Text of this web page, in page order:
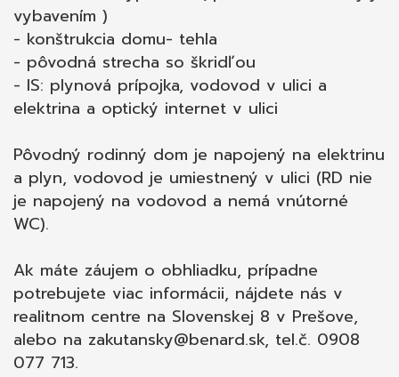
vybavením )
- konštrukcia domu- tehla
- pôvodná strecha so škridľou
- IS: plynová prípojka, vodovod v ulici a
elektrina a optický internet v ulici
Pôvodný rodinný dom je napojený na elektrinu
a plyn, vodovod je umiestnený v ulici (RD nie
je napojený na vodovod a nemá vnútorné
WC).
Ak máte záujem o obhliadku, prípadne
potrebujete viac informácii, nájdete nás v
realitnom centre na Slovenskej 8 v Prešove,
alebo na zakutansky@benard.sk, tel.č. 0908
077 713.